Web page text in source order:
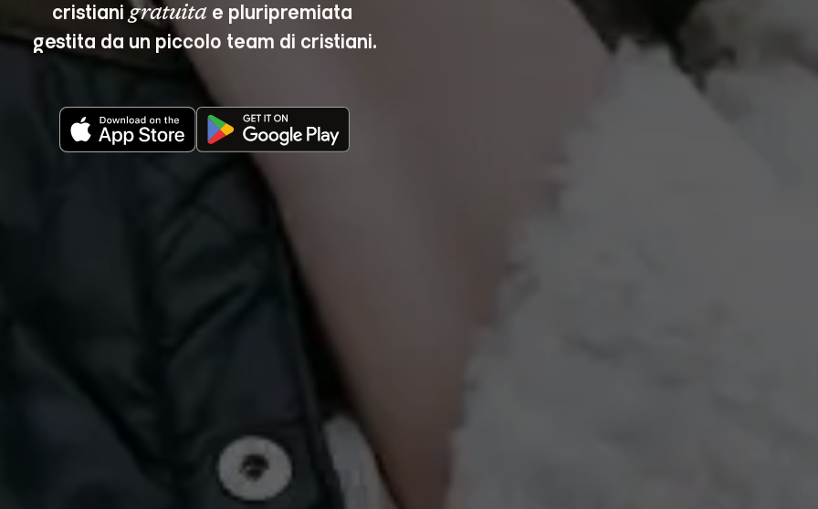
cristiani gratuita e pluripremiata
gestita da un piccolo team di cristiani.